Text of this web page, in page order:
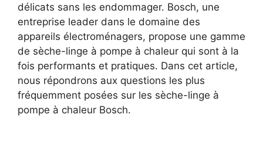
délicats sans les endommager. Bosch, une
entreprise leader dans le domaine des
appareils électroménagers, propose une gamme
de sèche-linge à pompe à chaleur qui sont à la
fois performants et pratiques. Dans cet article,
nous répondrons aux questions les plus
fréquemment posées sur les sèche-linge à
pompe à chaleur Bosch.